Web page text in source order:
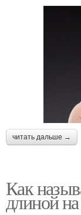
читать дальше →
Как
длиной